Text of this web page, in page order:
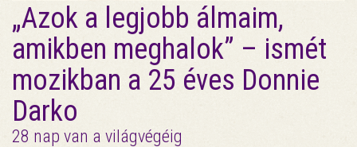
„Azok a legjobb álmaim,
amikben meghalok” – ismét
mozikban a 25 éves Donnie
Darko
28 nap van a világvégéig